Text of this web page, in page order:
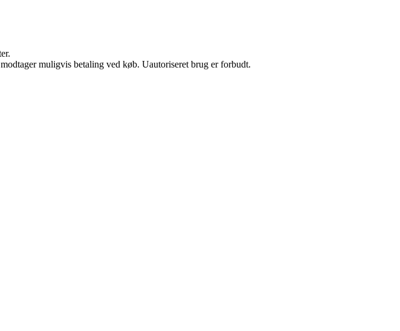
muligvis betaling ved køb. Uautoriseret brug er forbudt.